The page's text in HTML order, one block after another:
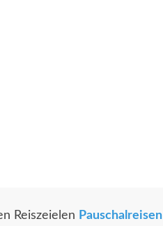
Reiszeielen Pauschalreisen